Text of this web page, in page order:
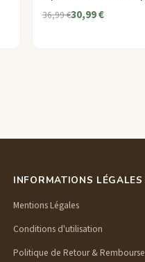
36,99 €30,99 €
INFORMATIONS LÉGALES
Mentions Légales
Conditions d'utilisation
Politique de Retour &